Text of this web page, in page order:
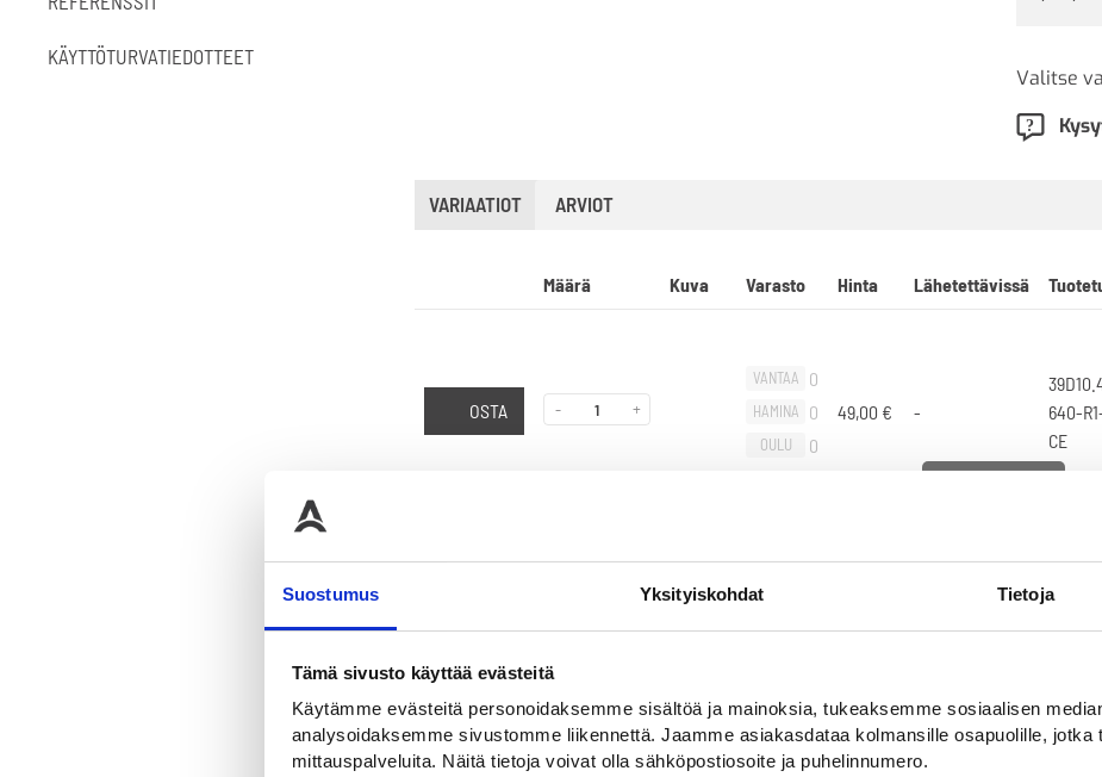
Suostumus Yksityiskohdat Tietoja
Tämä sivusto käyttää evästeitä
Käytämme evästeitä personoidaksemme sisältöä ja mainoksia, tukeaksemme sosiaalisen
analysoidaksemme sivustomme liikennettä. Jaamme asiakasdataa kolmansille osapuolille, jotka
mittauspalveluita. Näitä tietoja voivat olla sähköpostiosoite ja puhelinnumero.
KÄYTTÖTURVATIEDOTTEET
Valitse
VARIAATIOT ARVIOT
Määrä Kuva Varasto Hinta Lähetettävissä
OSTA - +
VANTAA 0
HAMINA 0
OULU 0
49,00 € -
640-
CE